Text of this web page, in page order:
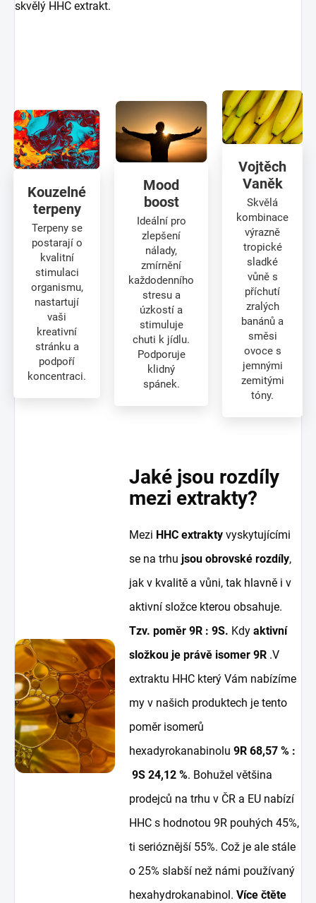
skvělý HHC extrakt.
Kouzelné
terpeny
Terpeny se
postarají o
kvalitní
stimulaci
organismu,
nastartují
vaši
kreativní
stránku a
podpoří
koncentraci.
Mood
boost
Ideální pro
zlepšení
nálady,
zmírnění
každodenního
stresu a
úzkostí a
stimuluje
chuti k jídlu.
Podporuje
klidný
spánek.
Vojtěch
Vaněk
Skvělá
kombinace
výrazně
tropické
sladké
vůně s
příchutí
zralých
banánů a
směsi
ovoce s
jemnými
zemitými
tóny.
Jaké jsou rozdíly
mezi extrakty?
Mezi HHC extrakty vyskytujícími
se na trhujsou obrovské rozdíly,
jak v kvalitě a vůni, tak hlavně i v
aktivní složce kterou obsahuje.
Tzv. poměr 9R : 9S. Kdyaktivní
složkou je právě isomer 9R .V
extraktu HHC který Vám nabízíme
my v našich produktech je tento
poměr isomerů
hexadyrokanabinolu9R 68,57 % :
9S 24,12 %. Bohužel většina
prodejců na trhu v ČR a EU nabízí
HHC s hodnotou 9R pouhých 45%,
ti serióznější 55%. Což je ale stále
o 25% slabší než námi používaný
hexahydrokanabinol.Více čtěte